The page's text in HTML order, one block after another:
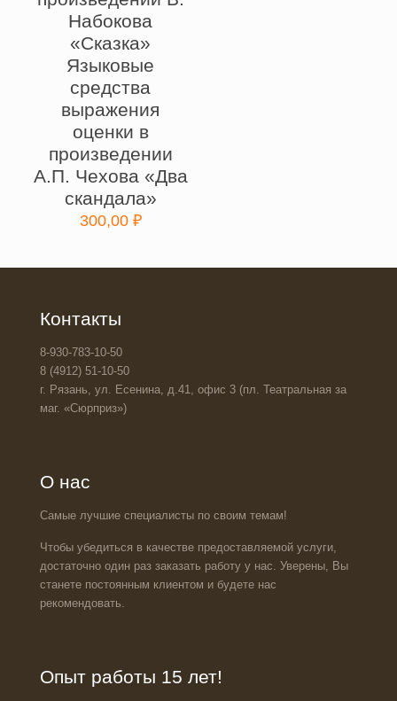
Набокова
«Сказка»
Языковые
средства
выражения
оценки в
произведении
А.П. Чехова «Два
скандала»
300,00 ₽
Контакты
8-930-783-10-50
8 (4912) 51-10-50
г. Рязань, ул. Есенина, д.41, офис 3 (пл. Театральная за
маг. «Сюрприз»)
О нас
Самые лучшие специалисты по своим темам!
Чтобы убедиться в качестве предоставляемой услуги,
достаточно один раз заказать работу у нас. Уверены, Вы
станете постоянным клиентом и будете нас
рекомендовать.
Опыт работы 15 лет!